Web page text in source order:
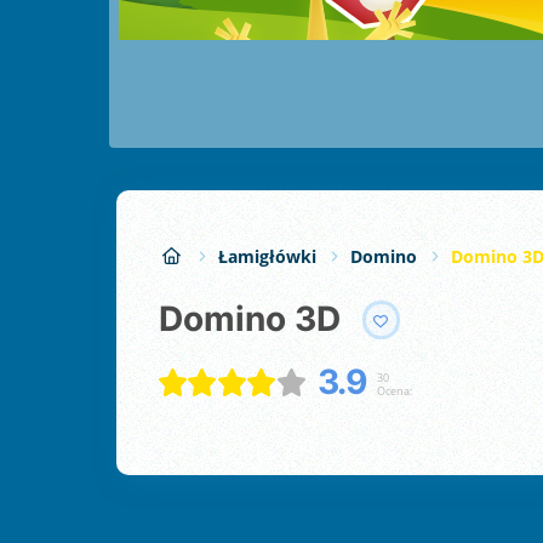
Łamigłówki Domino Domino 3D
Domino 3D
3.9
30
Ocena: